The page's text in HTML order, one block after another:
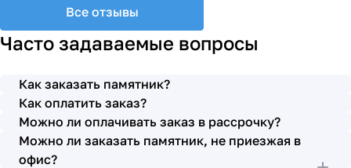
все этапы которого были выполнены вовремя и
без нареканий с нашей стороны, все наши
просьбы учтены. В первое наше обращение мы
бригада Головачёва Владимира. Поэтому и в этот
раз я поросила, если можно, то назначить эту же
бригаду. Мне пошли на встречу, спасибо. Ребята
работают спокойно, но в тоже время, соблюдая
всю технологию, работаю слаженно и
Все отзывы
Часто задаваемые вопросы
Как заказать памятник?
Как оплатить заказ?
Можно ли оплачивать заказ в рассрочку?
Можно ли заказать памятник, не приезжая в
офис?